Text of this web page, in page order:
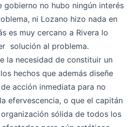
gobierno no hubo ningún interés
ni Lozano hizo nada en
es muy cercano a Rivera lo
solución al problema.
necesidad de constituir un
hechos que además diseñe
acción inmediata para no
efervescencia, o que el capitán
sólida de todos los